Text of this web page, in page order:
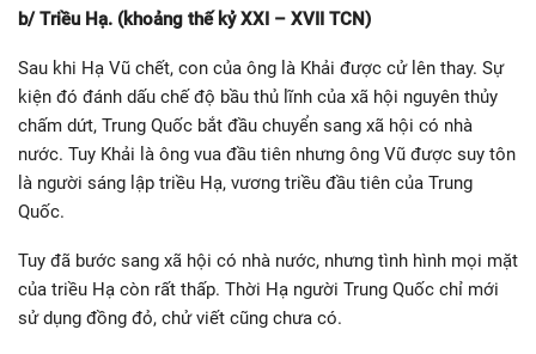
b/ Triều Hạ. (khoảng thế kỷ XXI – XVII TCN)
Sau khi Hạ Vũ chết, con của ông là Khải được cử lên thay. Sự
kiện đó đánh dấu chế độ bầu thủ lĩnh của xã hội nguyên thủy
chấm dứt, Trung Quốc bắt đầu chuyển sang xã hội có nhà
nước. Tuy Khải là ông vua đầu tiên nhưng ông Vũ được suy tôn
là người sáng lập triều Hạ, vương triều đầu tiên của Trung
Quốc.
Tuy đã bước sang xã hội có nhà nước, nhưng tình hình mọi mặt
của triều Hạ còn rất thấp. Thời Hạ người Trung Quốc chỉ mới
sử dụng đồng đỏ, chử viết cũng chưa có.